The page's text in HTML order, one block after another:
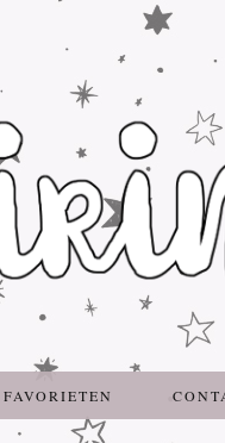
FAVORIETEN